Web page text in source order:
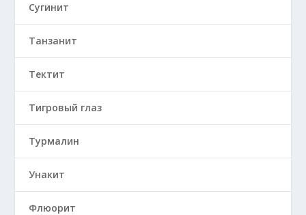
Сугинит
Танзанит
Тектит
Тигровый глаз
Турмалин
Унакит
Флюорит